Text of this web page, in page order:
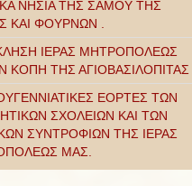
ΝΗΣΙΑ ΤΗΣ ΣΑΜΟΥ ΤΗΣ
ΚΑΙ ΦΟΥΡΝΩΝ .
ΙΕΡΑΣ ΜΗΤΡΟΠΟΛΕΩΣ
ΚΟΠΗ ΤΗΣ ΑΓΙΟΒΑΣΙΛΟΠΙΤΑΣ
ΕΟΡΤΕΣ ΤΩΝ
ΣΧΟΛΕΙΩΝ ΚΑΙ ΤΩΝ
ΣΥΝΤΡΟΦΙΩΝ ΤΗΣ ΙΕΡΑΣ
ΜΑΣ.